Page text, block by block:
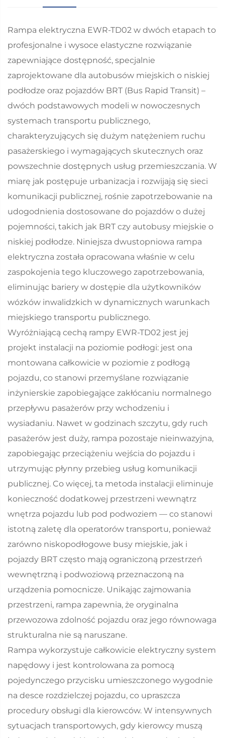
Rampa elektryczna EWR-TD02 w dwóch etapach to
profesjonalne i wysoce elastyczne rozwiązanie
zapewniające dostępność, specjalnie
zaprojektowane dla autobusów miejskich o niskiej
podłodze oraz pojazdów BRT (Bus Rapid Transit) –
dwóch podstawowych modeli w nowoczesnych
systemach transportu publicznego,
charakteryzujących się dużym natężeniem ruchu
pasażerskiego i wymagających skutecznych oraz
powszechnie dostępnych usług przemieszczania. W
miarę jak postępuje urbanizacja i rozwijają się sieci
komunikacji publicznej, rośnie zapotrzebowanie na
udogodnienia dostosowane do pojazdów o dużej
pojemności, takich jak BRT czy autobusy miejskie o
niskiej podłodze. Niniejsza dwustopniowa rampa
elektryczna została opracowana właśnie w celu
zaspokojenia tego kluczowego zapotrzebowania,
eliminując bariery w dostępie dla użytkowników
wózków inwalidzkich w dynamicznych warunkach
miejskiego transportu publicznego.
Wyróżniającą cechą rampy EWR-TD02 jest jej
projekt instalacji na poziomie podłogi: jest ona
montowana całkowicie w poziomie z podłogą
pojazdu, co stanowi przemyślane rozwiązanie
inżynierskie zapobiegające zakłócaniu normalnego
przepływu pasażerów przy wchodzeniu i
wysiadaniu. Nawet w godzinach szczytu, gdy ruch
pasażerów jest duży, rampa pozostaje nieinwazyjna,
zapobiegając przeciążeniu wejścia do pojazdu i
utrzymując płynny przebieg usług komunikacji
publicznej. Co więcej, ta metoda instalacji eliminuje
konieczność dodatkowej przestrzeni wewnątrz
wnętrza pojazdu lub pod podwoziem — co stanowi
istotną zaletę dla operatorów transportu, ponieważ
zarówno niskopodłogowe busy miejskie, jak i
pojazdy BRT często mają ograniczoną przestrzeń
wewnętrzną i podwoziową przeznaczoną na
urządzenia pomocnicze. Unikając zajmowania
przestrzeni, rampa zapewnia, że oryginalna
przewozowa zdolność pojazdu oraz jego równowaga
strukturalna nie są naruszane.
Rampa wykorzystuje całkowicie elektryczny system
napędowy i jest kontrolowana za pomocą
pojedynczego przycisku umieszczonego wygodnie
na desce rozdzielczej pojazdu, co upraszcza
procedury obsługi dla kierowców. W intensywnych
sytuacjach transportowych, gdy kierowcy muszą